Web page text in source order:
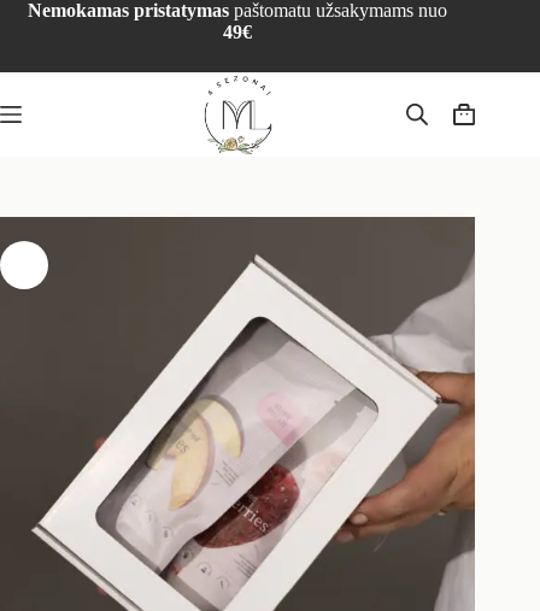
Nemokamas pristatymaspaštomatu užsakymams nuo
49€